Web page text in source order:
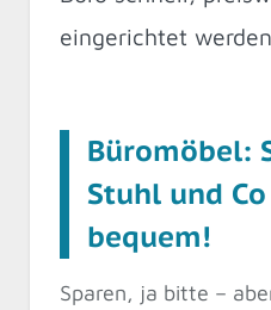
eingerichtet werden.
Büromöbel:
Stuhl und
bequem!
Sparen, ja bitte –